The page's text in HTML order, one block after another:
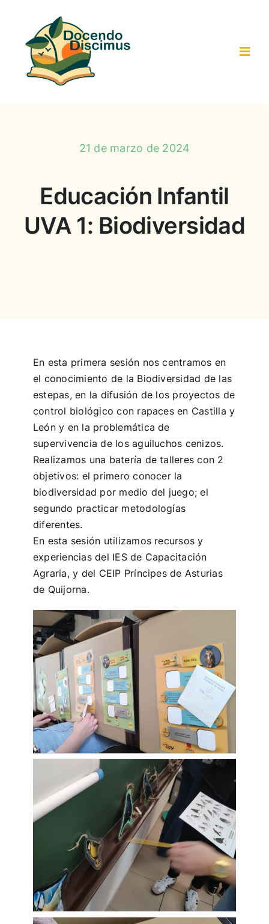
contenido
Actividades-Recursos
Resultados
Español
21 de marzo de 2024
Educación Infantil
UVA 1: Biodiversidad
En esta primera sesión nos centramos en
el conocimiento de la Biodiversidad de las
estepas, en la difusión de los proyectos de
control biológico con rapaces en Castilla y
León y en la problemática de
supervivencia de los aguiluchos cenizos.
Realizamos una batería de talleres con 2
objetivos: el primero conocer la
biodiversidad por medio del juego; el
segundo practicar metodologías
diferentes.
En esta sesión utilizamos recursos y
experiencias del IES de Capacitación
Agraria, y del CEIP Príncipes de Asturias
de Quijorna.